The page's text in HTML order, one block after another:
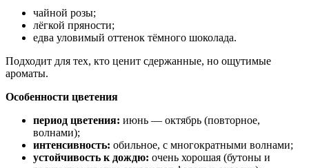
чайной розы;
лёгкой пряности;
едва уловимый оттенок тёмного шоколада.
Подходит для тех, кто ценит сдержанные, но ощутимые
ароматы.
Особенности цветения
период цветения: июнь — октябрь (повторное,
волнами);
интенсивность: обильное, с многократными волнами;
устойчивость к дождю: очень хорошая (бутоны и